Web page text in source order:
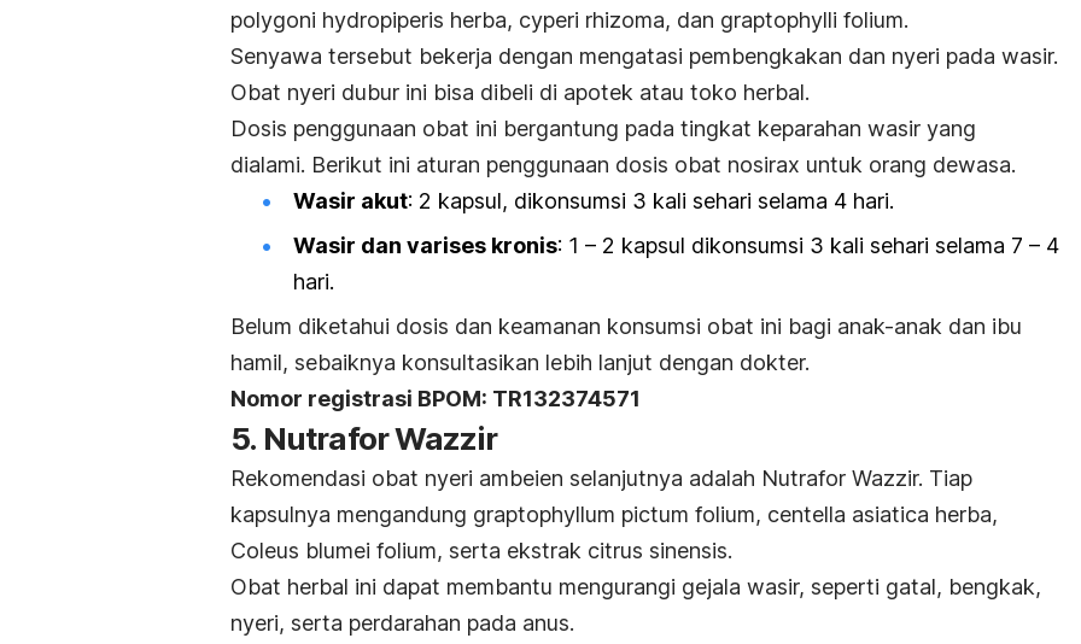
polygoni hydropiperis herba, cyperi rhizoma, dan graptophylli folium.
Senyawa tersebut bekerja dengan mengatasi pembengkakan dan nyeri pada wasir.
Obat nyeri dubur ini bisa dibeli di apotek atau toko herbal.
Dosis penggunaan obat ini bergantung pada tingkat keparahan wasir yang
dialami. Berikut ini aturan penggunaan dosis obat nosirax untuk orang dewasa.
Wasir akut: 2 kapsul, dikonsumsi 3 kali sehari selama 4 hari.
Wasir dan varises kronis: 1 – 2 kapsul dikonsumsi 3 kali sehari selama 7 – 4
hari.
Belum diketahui dosis dan keamanan konsumsi obat ini bagi anak-anak dan ibu
hamil, sebaiknya konsultasikan lebih lanjut dengan dokter.
Nomor registrasi BPOM: TR132374571
5. Nutrafor Wazzir
Rekomendasi obat nyeri ambeien selanjutnya adalah Nutrafor Wazzir. Tiap
kapsulnya mengandung graptophyllum pictum folium, centella asiatica herba,
Coleus blumei folium, serta ekstrak citrus sinensis.
Obat herbal ini dapat membantu mengurangi gejala wasir, seperti gatal, bengkak,
nyeri, serta perdarahan pada anus.